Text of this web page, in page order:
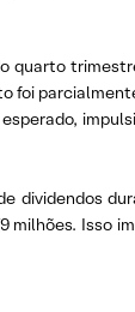
foi
dividendos
Isso